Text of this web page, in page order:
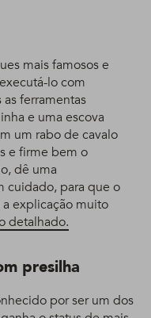
mais famosos e
lo com
as ferramentas
e uma escova
um rabo de cavalo
e firme bem o
dê uma
cuidado, para que o
explicação muito
detalhado.
presilha
por ser um dos